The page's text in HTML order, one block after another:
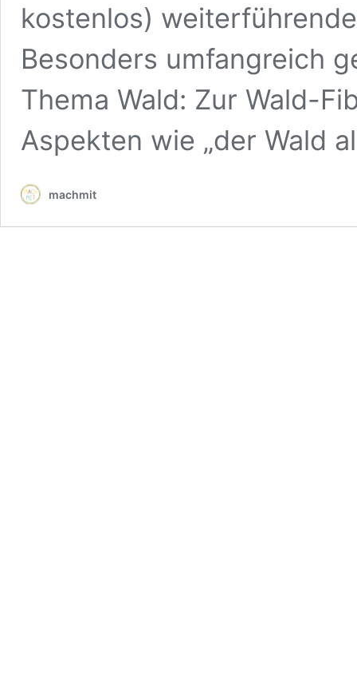
kostenlos)
Besonders umfangreich
Thema Wald: Zur Wald-
Aspekten wie „der Wald
machmit